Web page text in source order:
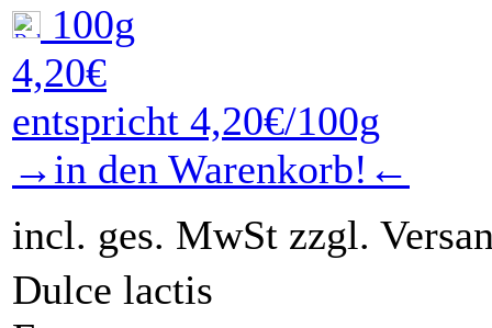
100g
4,20€
entspricht 4,20€/100g
→in den Warenkorb!←
incl. ges. MwSt zzgl.
Dulce lactis